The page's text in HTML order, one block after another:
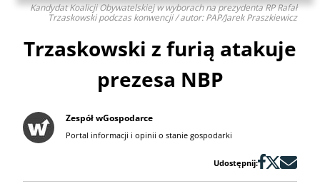
Kandydat Koalicji Obywatelskiej w wyborach na prezydenta RP Rafał
Trzaskowski podczas konwencji / autor: PAP/Jarek Praszkiewicz
Trzaskowski z furią atakuje
prezesa NBP
Zespół wGospodarce
Portal informacji i opinii o stanie gospodarki
Udostępnij: